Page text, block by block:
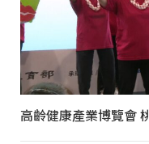
高齡健康產業博覽會